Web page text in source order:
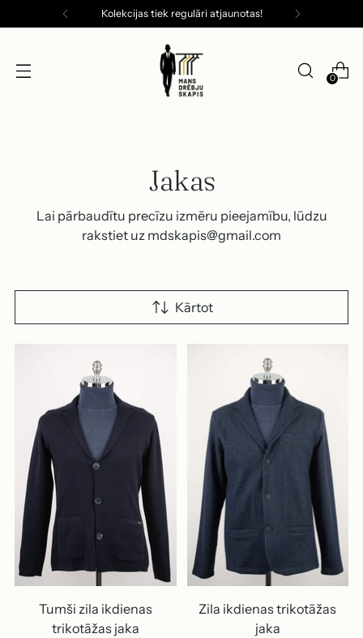
Kolekcijas tiek regulāri atjaunotas!
0
Jakas
Lai pārbaudītu precīzu izmēru pieejamību, lūdzu
rakstiet uz mdskapis@gmail.com
Kārtot
Tumši zila ikdienas
trikotāžas jaka
Zila ikdienas trikotāžas
jaka